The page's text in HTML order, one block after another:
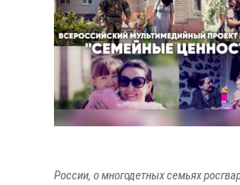
России, о многодетных семьях